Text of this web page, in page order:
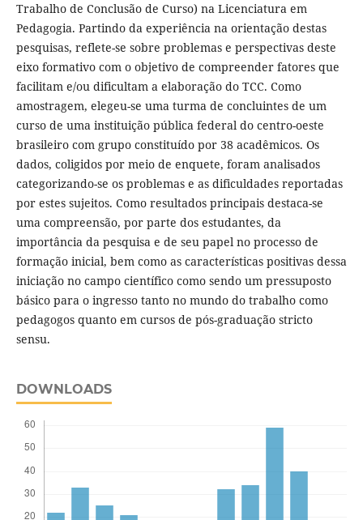
Trabalho de Conclusão de Curso) na Licenciatura em
Pedagogia. Partindo da experiência na orientação destas
pesquisas, reflete-se sobre problemas e perspectivas deste
eixo formativo com o objetivo de compreender fatores que
facilitam e/ou dificultam a elaboração do TCC. Como
amostragem, elegeu-se uma turma de concluintes de um
curso de uma instituição pública federal do centro-oeste
brasileiro com grupo constituí­do por 38 acadêmicos. Os
dados, coligidos por meio de enquete, foram analisados
categorizando-se os problemas e as dificuldades reportadas
por estes sujeitos. Como resultados principais destaca-se
uma compreensão, por parte dos estudantes, da
importância da pesquisa e de seu papel no processo de
formação inicial, bem como as caracterí­sticas positivas dessa
iniciação no campo cientí­fico como sendo um pressuposto
básico para o ingresso tanto no mundo do trabalho como
pedagogos quanto em cursos de pós-graduação stricto
sensu.
DOWNLOADS